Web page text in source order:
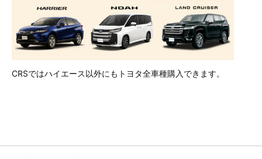
CRSではハイエース以外にもトヨタ全車種購入できます。